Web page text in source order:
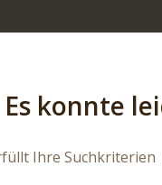
Es konnte
Ihre Suchkriterien